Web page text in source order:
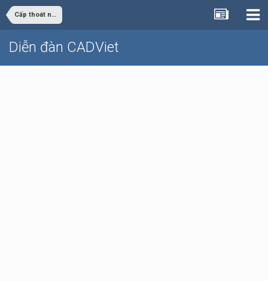
Cấp thoát nước
Diễn đàn CADViet